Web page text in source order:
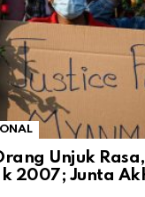
Unjuk
2007; Junta